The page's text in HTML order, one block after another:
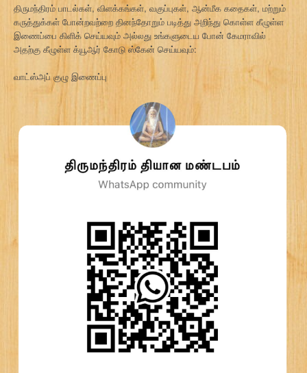
திருமந்திரம் பாடல்கள், விளக்கங்கள், வகுப்புகள், ஆன்மீக கதைகள், மற்றும்
கருத்துக்கள் போன்றவற்றை தினந்தோறும் படித்து அறிந்து கொள்ள கீழுள்ள
இணைப்பை கிளிக் செய்யவும் அல்லது உங்களுடைய போன் கேமராவில்
அதற்கு கீழுள்ள க்யூஆர் கோடு ஸ்கேன் செய்யவும்:
வாட்ஸ்அப் குழு இணைப்பு